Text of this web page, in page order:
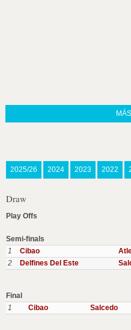
2025/26 2024 2023 2022
Draw
Play Offs
Semi-finals
1
Cibao
2
Delfines Del Este
Final
1
Cibao Salcedo